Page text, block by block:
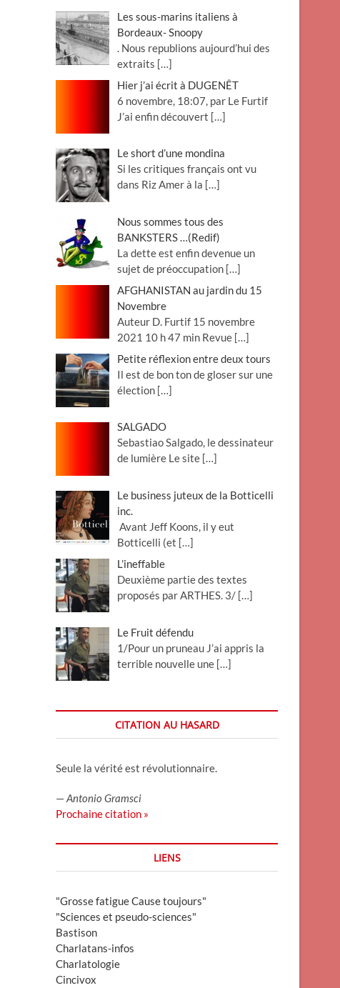
Les sous-marins italiens à
Bordeaux- Snoopy
. Nous republions aujourd’hui des
extraits […]
Hier j’ai écrit à DUGENÊT
6 novembre, 18:07, par Le Furtif
J’ai enfin découvert […]
Le short d’une mondina
Si les critiques français ont vu
dans Riz Amer à la […]
Nous sommes tous des
BANKSTERS …(Redif)
La dette est enfin devenue un
sujet de préoccupation […]
AFGHANISTAN au jardin du 15
Novembre
Auteur D. Furtif 15 novembre
2021 10 h 47 min Revue […]
Petite réflexion entre deux tours
Il est de bon ton de gloser sur une
élection […]
SALGADO
Sebastiao Salgado, le dessinateur
de lumière Le site […]
Le business juteux de la Botticelli
inc.
Avant Jeff Koons, il y eut
Botticelli (et […]
L’ineffable
Deuxième partie des textes
proposés par ARTHES. 3/ […]
Le Fruit défendu
1/Pour un pruneau J’ai appris la
terrible nouvelle une […]
CITATION AU HASARD
Seule la vérité est révolutionnaire.
—Antonio Gramsci
Prochaine citation »
LIENS
"Grosse fatigue Cause toujours"
"Sciences et pseudo-sciences"
Bastison
Charlatans-infos
Charlatologie
Cincivox